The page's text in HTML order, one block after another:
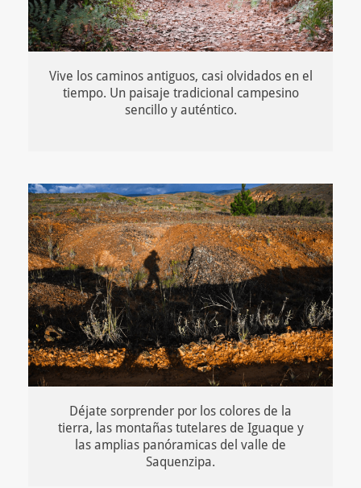
Vive los caminos antiguos, casi olvidados en el
tiempo. Un paisaje tradicional campesino
sencillo y auténtico.
Déjate sorprender por los colores de la
tierra, las montañas tutelares de Iguaque y
las amplias panóramicas del valle de
Saquenzipa.